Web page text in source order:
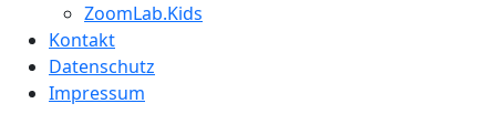
ZoomLab.Kids
Kontakt
Datenschutz
Impressum